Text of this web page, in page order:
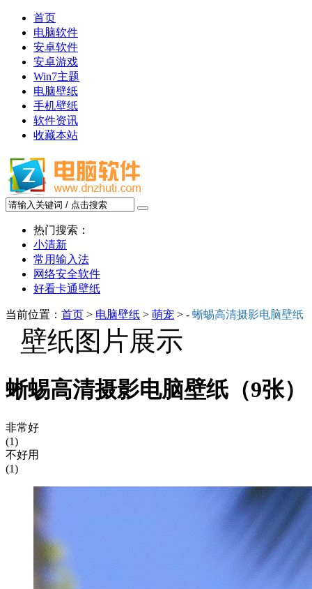
首页
电脑软件
安卓软件
安卓游戏
Win7主题
电脑壁纸
手机壁纸
软件资讯
收藏本站
热门搜索：
小清新
常用输入法
网络安全软件
好看卡通壁纸
当前位置： 首页 > 电脑壁纸 > 萌宠 > - 蜥蜴高清摄影电脑壁纸
壁纸图片展示
蜥蜴高清摄影电脑壁纸（9张）
非常好
(1)
不好用
(1)